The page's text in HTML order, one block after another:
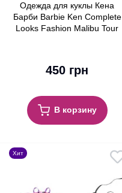
Одежда для куклы Кена
Барби Barbie Ken Complete
Looks Fashion Malibu Tour
450 грн
В корзину
Хит